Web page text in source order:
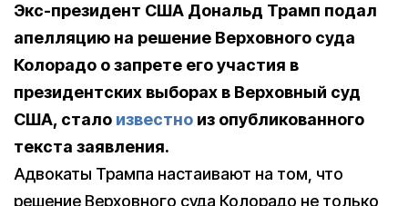
Экс-президент США Дональд Трамп подал
апелляцию на решение Верховного суда
Колорадо о запрете его участия в
президентских выборах в Верховный суд
США, стало известно из опубликованного
текста заявления.
Адвокаты Трампа настаивают на том, что
решение Верховного суда Колорадо не только